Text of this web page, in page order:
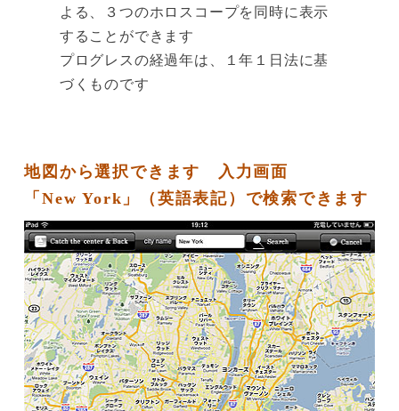
よる、３つのホロスコープを同時に表示
することができます
プログレスの経過年は、１年１日法に基
づくものです
地図から選択できます 入力画面
「New York」（英語表記）で検索できます